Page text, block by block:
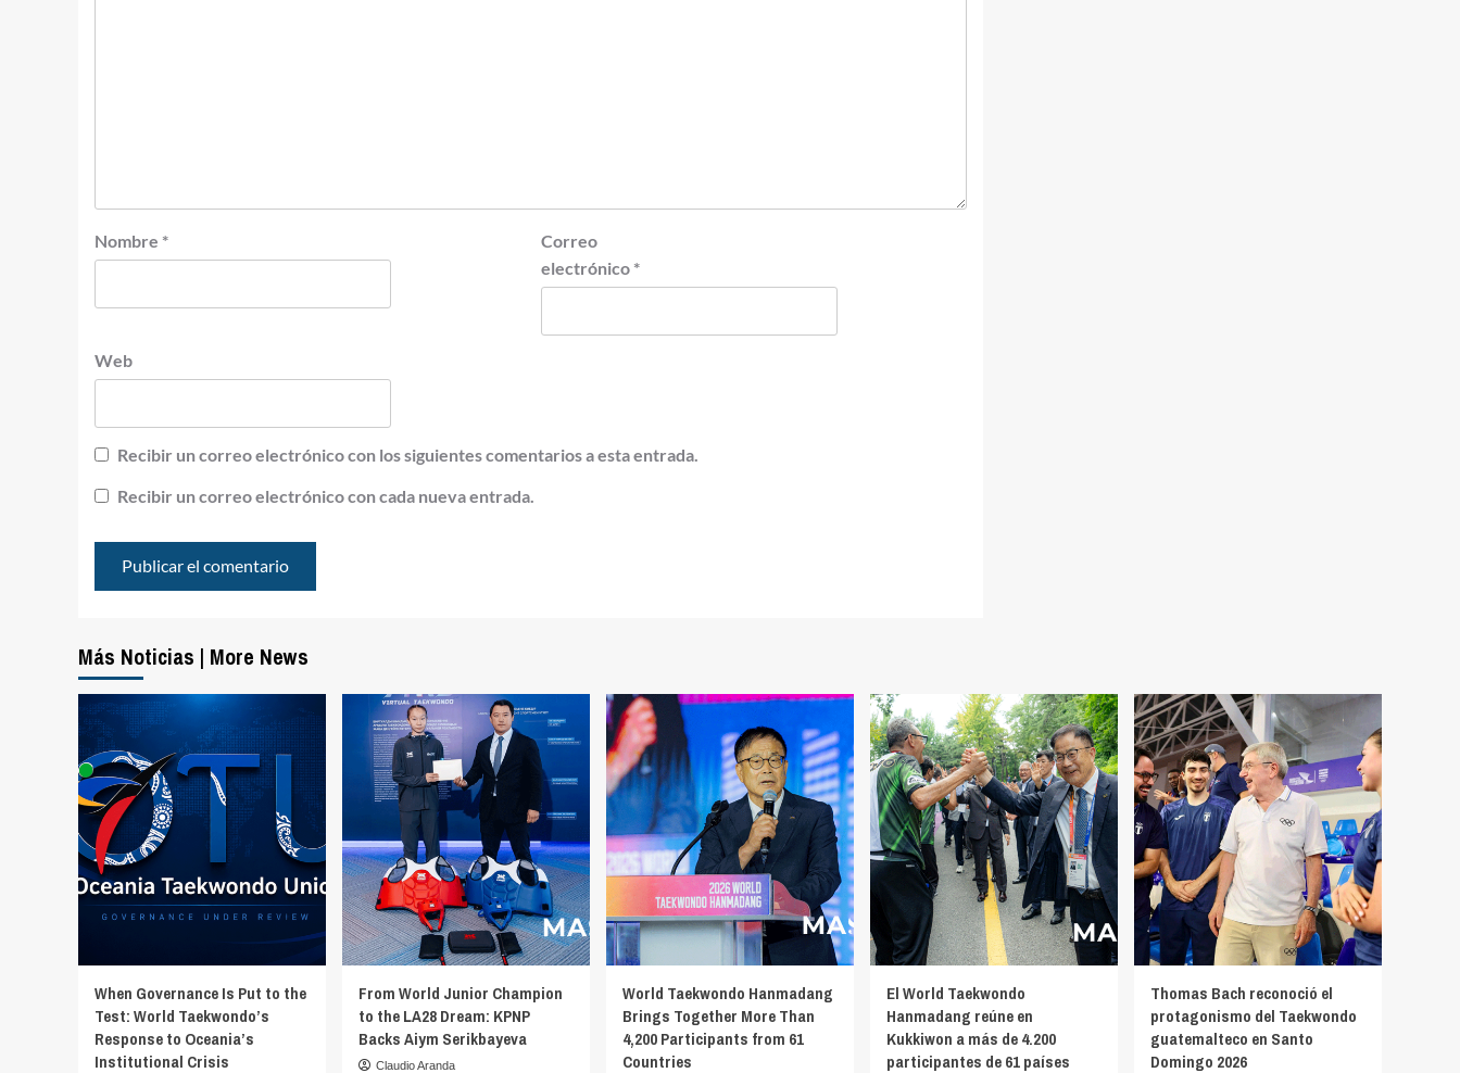
Nombre *
Correo
electrónico *
Web
Recibir un correo electrónico con los siguientes comentarios a esta entrada.
Recibir un correo electrónico con cada nueva entrada.
Más Noticias | More News
When Governance Is Put to the
Test: World Taekwondo’s
Response to Oceania’s
Institutional Crisis
From World Junior Champion
to the LA28 Dream: KPNP
Backs Aiym Serikbayeva
Claudio Aranda
World Taekwondo Hanmadang
Brings Together More Than
4,200 Participants from 61
Countries
El World Taekwondo
Hanmadang reúne en
Kukkiwon a más de 4.200
participantes de 61 países
Thomas Bach reconoció el
protagonismo del Taekwondo
guatemalteco en Santo
Domingo 2026